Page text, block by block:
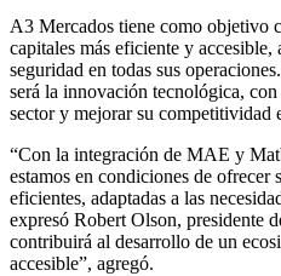
A3 Mercados tiene como objetivo
capitales más eficiente y accesible,
seguridad en todas sus
será la innovación tecnológica,
sector y mejorar su competitividad
“Con la integración de MAE y
estamos en condiciones de ofrecer
eficientes, adaptadas a las
expresó Robert Olson, presidente
contribuirá al desarrollo de un
accesible”, agregó.